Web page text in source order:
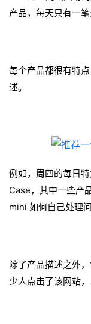
产品，每天只有一
每个产品都很有特
述。
例如，周四的每日
Case，其中一些产
mini 如何自己处理
除了产品描述之外
少人点击了该网站，